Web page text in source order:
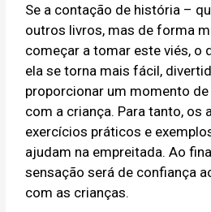
Se a contação de história –
outros livros, mas de forma
começar a tomar este viés, o
ela se torna mais fácil,
proporcionar um momento
com a criança. Para tanto, os
exercícios práticos e
ajudam na empreitada. Ao
sensação será de confiança
com as crianças.